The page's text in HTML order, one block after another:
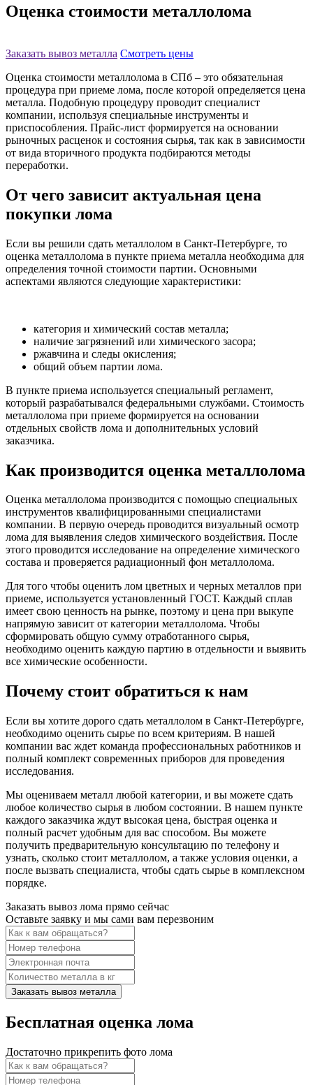
Оценка стоимости металлолома
Заказать вывоз металла Смотреть цены
Оценка стоимости металлолома в СПб – это обязательная
процедура при приеме лома, после которой определяется цена
металла. Подобную процедуру проводит специалист
компании, используя специальные инструменты и
приспособления. Прайс-лист формируется на основании
рыночных расценок и состояния сырья, так как в зависимости
от вида вторичного продукта подбираются методы
переработки.
От чего зависит актуальная цена
покупки лома
Если вы решили сдать металлолом в Санкт-Петербурге, то
оценка металлолома в пункте приема металла необходима для
определения точной стоимости партии. Основными
аспектами являются следующие характеристики:
категория и химический состав металла;
наличие загрязнений или химического засора;
ржавчина и следы окисления;
общий объем партии лома.
В пункте приема используется специальный регламент,
который разрабатывался федеральными службами. Стоимость
металлолома при приеме формируется на основании
отдельных свойств лома и дополнительных условий
заказчика.
Как производится оценка металлолома
Оценка металлолома производится с помощью специальных
инструментов квалифицированными специалистами
компании. В первую очередь проводится визуальный осмотр
лома для выявления следов химического воздействия. После
этого проводится исследование на определение химического
состава и проверяется радиационный фон металлолома.
Для того чтобы оценить лом цветных и черных металлов при
приеме, используется установленный ГОСТ. Каждый сплав
имеет свою ценность на рынке, поэтому и цена при выкупе
напрямую зависит от категории металлолома. Чтобы
сформировать общую сумму отработанного сырья,
необходимо оценить каждую партию в отдельности и выявить
все химические особенности.
Почему стоит обратиться к нам
Если вы хотите дорого сдать металлолом в Санкт-Петербурге,
необходимо оценить сырье по всем критериям. В нашей
компании вас ждет команда профессиональных работников и
полный комплект современных приборов для проведения
исследования.
Мы оцениваем металл любой категории, и вы можете сдать
любое количество сырья в любом состоянии. В нашем пункте
каждого заказчика ждут высокая цена, быстрая оценка и
полный расчет удобным для вас способом. Вы можете
получить предварительную консультацию по телефону и
узнать, сколько стоит металлолом, а также условия оценки, а
после вызвать специалиста, чтобы сдать сырье в комплексном
порядке.
Заказать вывоз лома прямо сейчас
Оставьте заявку и мы сами вам перезвоним
Заказать вывоз металла
Бесплатная оценка лома
Достаточно прикрепить фото лома